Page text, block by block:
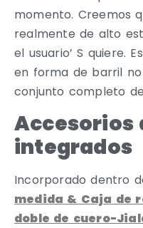
momento. Creemos
realmente de alto
el usuario’ S quiere.
en forma de barril
conjunto completo
Accesorios
integrados
Incorporado dentro
medida & Caja de
doble de cuero-